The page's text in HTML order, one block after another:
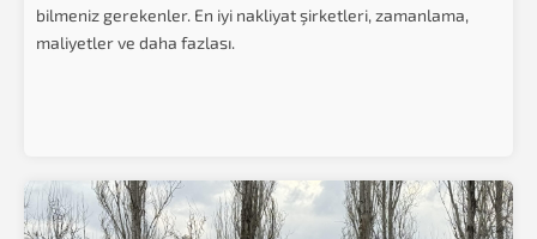
bilmeniz gerekenler. En iyi nakliyat şirketleri, zamanlama,
maliyetler ve daha fazlası.